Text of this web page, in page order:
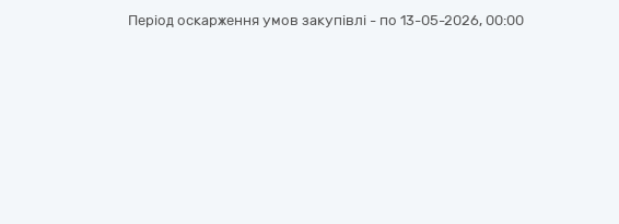
Період оскарження умов закупівлі - по 13-05-2026, 00:00